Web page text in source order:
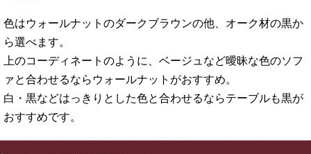
色はウォールナットのダークブラウンの他、オーク材の黒か
ら選べます。
上のコーディネートのように、ベージュなど曖昧な色のソフ
ァと合わせるならウォールナットがおすすめ。
白・黒などはっきりとした色と合わせるならテーブルも黒が
おすすめです。